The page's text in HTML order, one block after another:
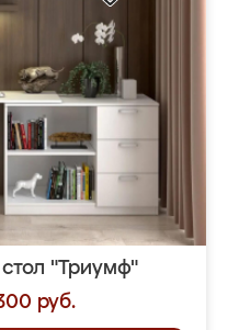
"Триумф"
руб.